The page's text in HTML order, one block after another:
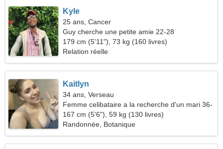
Kyle
25 ans, Cancer
Guy cherche une petite amie 22-28
179 cm (5'11"), 73 kg (160 livres)
Relation réelle
Kaitlyn
34 ans, Verseau
Femme celibataire a la recherche d'un mari 36-
41
167 cm (5'6"), 59 kg (130 livres)
Randonnée, Botanique